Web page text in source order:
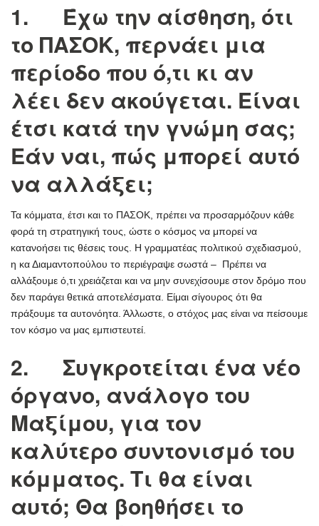
1. Έχω την αίσθηση, ότι
το ΠΑΣΟΚ, περνάει μια
περίοδο που ό,τι κι αν
λέει δεν ακούγεται. Είναι
έτσι κατά την γνώμη σας;
Εάν ναι, πώς μπορεί αυτό
να αλλάξει;
Τα κόμματα, έτσι και το ΠΑΣΟΚ, πρέπει να προσαρμόζουν κάθε
φορά τη στρατηγική τους, ώστε ο κόσμος να μπορεί να
κατανοήσει τις θέσεις τους. Η γραμματέας πολιτικού σχεδιασμού,
η κα Διαμαντοπούλου το περιέγραψε σωστά – Πρέπει να
αλλάξουμε ό,τι χρειάζεται και να μην συνεχίσουμε στον δρόμο που
δεν παράγει θετικά αποτελέσματα. Είμαι σίγουρος ότι θα
πράξουμε τα αυτονόητα. Άλλωστε, ο στόχος μας είναι να πείσουμε
τον κόσμο να μας εμπιστευτεί.
2. Συγκροτείται ένα νέο
όργανο, ανάλογο του
Μαξίμου, για τον
καλύτερο συντονισμό του
κόμματος. Τι θα είναι
αυτό; Θα βοηθήσει το